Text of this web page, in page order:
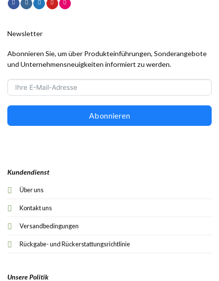
Kundendienst
Über uns
Kontakt uns
Versandbedingungen
Rückgabe- und Rückerstattungsrichtlinie
Unsere Politik
Newsletter
Abonnieren Sie, um über Produkteinführungen, Sonderangebote
und Unternehmensneuigkeiten informiert zu werden.
Abonnieren